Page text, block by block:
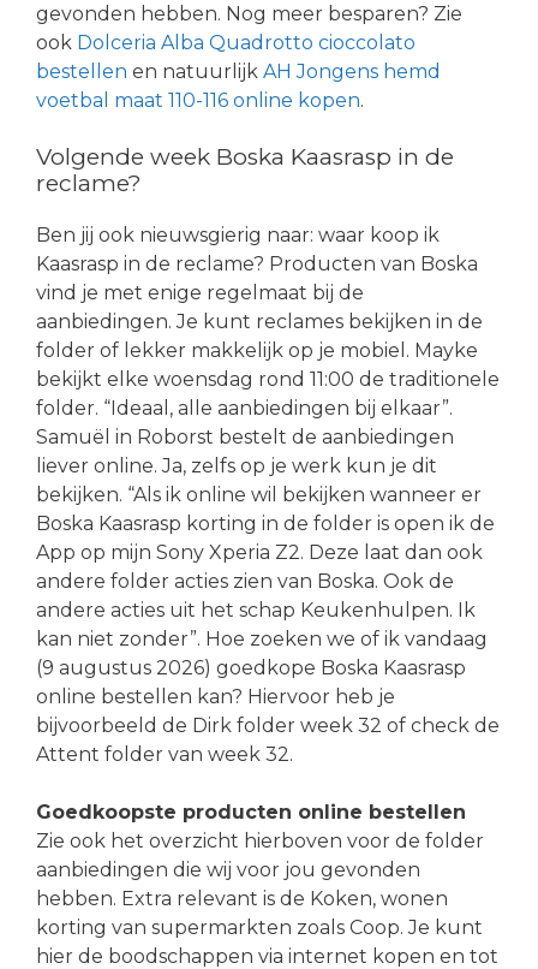
gevonden hebben. Nog meer besparen? Zie
ook Dolceria Alba Quadrotto cioccolato
bestellen en natuurlijk AH Jongens hemd
voetbal maat 110-116 online kopen.
Volgende week Boska Kaasrasp in de
reclame?
Ben jij ook nieuwsgierig naar: waar koop ik
Kaasrasp in de reclame? Producten van Boska
vind je met enige regelmaat bij de
aanbiedingen. Je kunt reclames bekijken in de
folder of lekker makkelijk op je mobiel. Mayke
bekijkt elke woensdag rond 11:00 de traditionele
folder. “Ideaal, alle aanbiedingen bij elkaar”.
Samuël in Roborst bestelt de aanbiedingen
liever online. Ja, zelfs op je werk kun je dit
bekijken. “Als ik online wil bekijken wanneer er
Boska Kaasrasp korting in de folder is open ik de
App op mijn Sony Xperia Z2. Deze laat dan ook
andere folder acties zien van Boska. Ook de
andere acties uit het schap Keukenhulpen. Ik
kan niet zonder”. Hoe zoeken we of ik vandaag
(9 augustus 2026) goedkope Boska Kaasrasp
online bestellen kan? Hiervoor heb je
bijvoorbeeld de Dirk folder week 32 of check de
Attent folder van week 32.
Goedkoopste producten online bestellen
Zie ook het overzicht hierboven voor de folder
aanbiedingen die wij voor jou gevonden
hebben. Extra relevant is de Koken, wonen
korting van supermarkten zoals Coop. Je kunt
hier de boodschappen via internet kopen en tot